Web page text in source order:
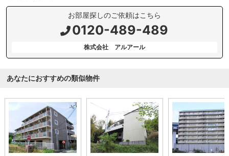
お部屋探しのご依頼はこちら
0120-489-489
株式会社 アルアール
あなたにおすすめの類似物件